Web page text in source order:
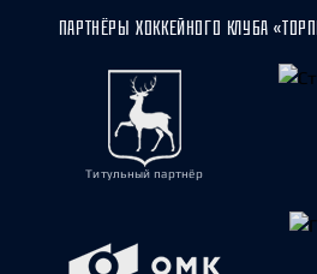
ПАРТНЁРЫ ХОККЕЙНОГО КЛУБА
Титульный партнёр